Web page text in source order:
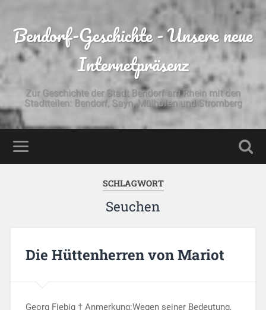
Bendorf-Geschichte - Unsere neue
Internetpräsenz
Zur Geschichte der Stadt Bendorf am Rhein mit den
Stadtteilen: Bendorf, Sayn, Mülhofen und Stromberg
SCHLAGWORT
Seuchen
Die Hüttenherren von Mariot
Georg Fiebig † Anmerkung:Wegen seiner Bedeutung,